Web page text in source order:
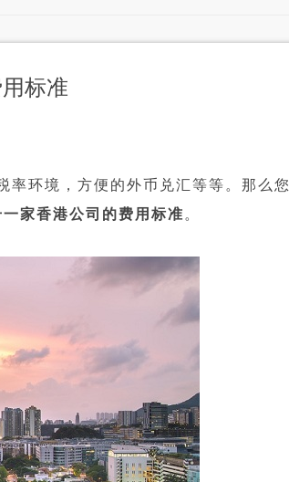
标准
环境，方便的外币兑汇等等。那么您
一家香港公司的费用标准 。